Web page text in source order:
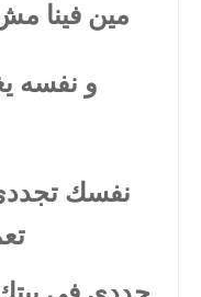
مين فينا
و نفسه
نفسك